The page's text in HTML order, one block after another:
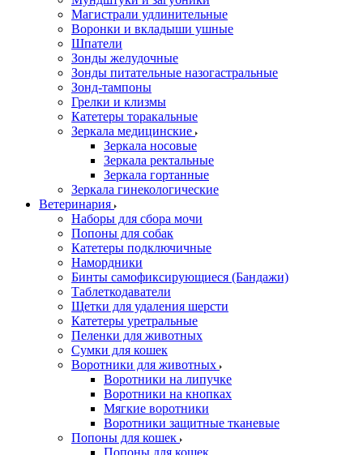
Магистрали удлинительные
Воронки и вкладыши ушные
Шпатели
Зонды желудочные
Зонды питательные назогастральные
Зонд-тампоны
Грелки и клизмы
Катетеры торакальные
Зеркала медицинские
Зеркала носовые
Зеркала ректальные
Зеркала гортанные
Зеркала гинекологические
Ветеринария
Наборы для сбора мочи
Попоны для собак
Катетеры подключичные
Намордники
Бинты самофиксирующиеся (Бандажи)
Таблеткодаватели
Щетки для удаления шерсти
Катетеры уретральные
Пеленки для животных
Сумки для кошек
Воротники для животных
Воротники на липучке
Воротники на кнопках
Мягкие воротники
Воротники защитные тканевые
Попоны для кошек
Попоны для кошек